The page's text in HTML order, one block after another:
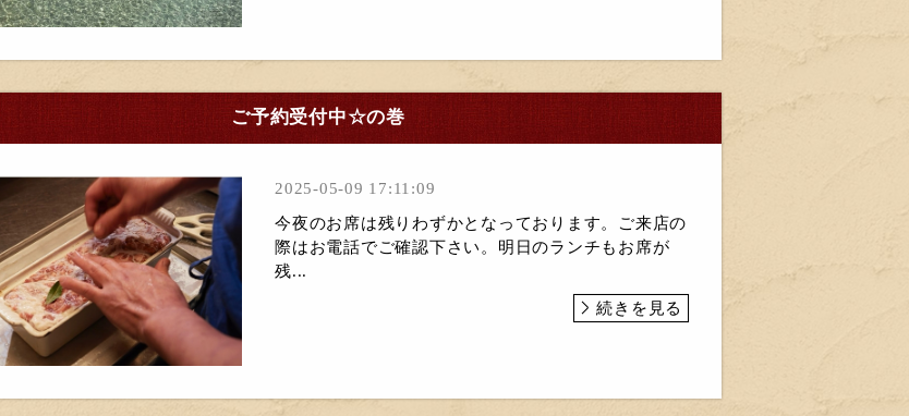
ご予約受付中☆の巻
2025-05-09 17:11:09
今夜のお席は残りわずかとなっております。ご来店の
際はお電話でご確認下さい。明日のランチもお席が
残...
続きを見る